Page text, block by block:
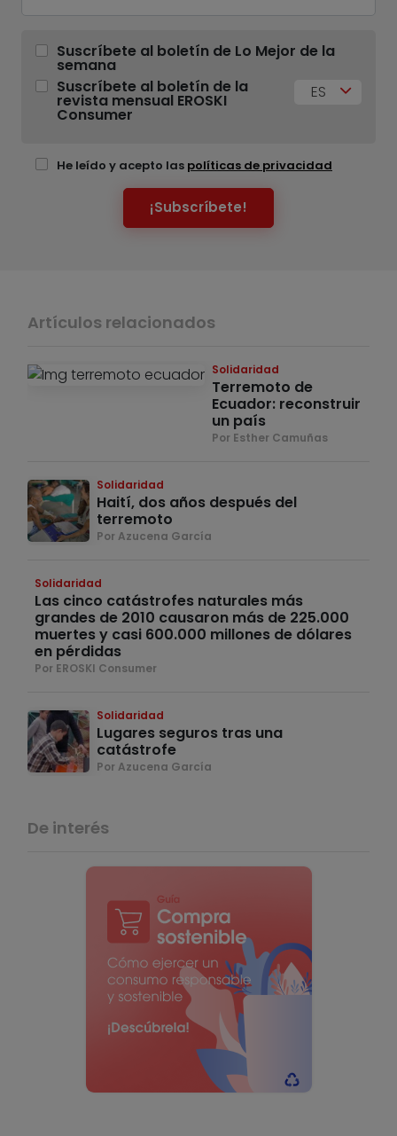
Suscríbete al boletín de Lo Mejor de la
semana
Suscríbete al boletín de la
revista mensual EROSKI
Consumer
ES
He leído y acepto las políticas de privacidad
¡Subscríbete!
Artículos relacionados
Solidaridad
Terremoto de
Ecuador: reconstruir
un país
Por Esther Camuñas
Solidaridad
Haití, dos años después del
terremoto
Por Azucena García
Solidaridad
Las cinco catástrofes naturales más
grandes de 2010 causaron más de 225.000
muertes y casi 600.000 millones de dólares
en pérdidas
Por EROSKI Consumer
Solidaridad
Lugares seguros tras una
catástrofe
Por Azucena García
De interés